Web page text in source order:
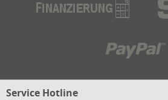
Service Hotline